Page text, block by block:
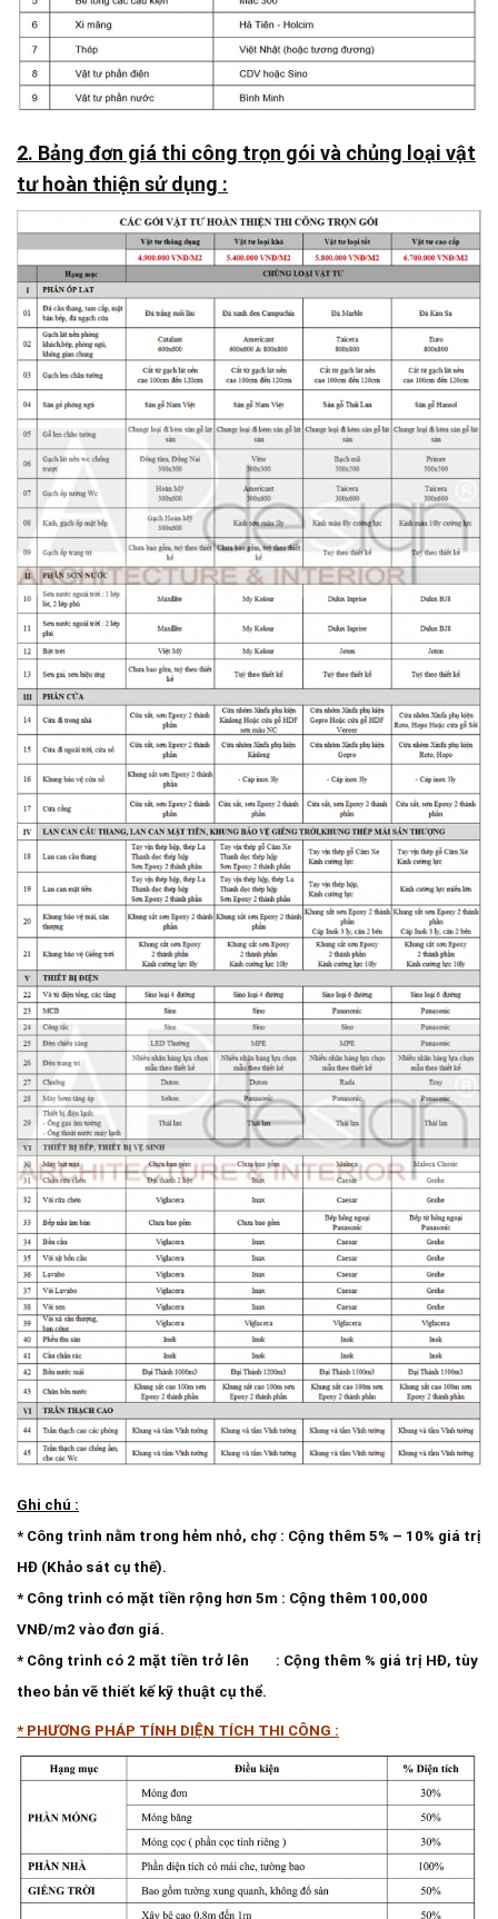
2. Bảng đơn giá thi công trọn gói và chủng loại vật
tư hoàn thiện sử dụng :
Ghi chú :
* Công trình nằm trong hẻm nhỏ, chợ : Cộng thêm 5% – 10% giá trị
HĐ (Khảo sát cụ thế).
* Công trình có mặt tiền rộng hơn 5m : Cộng thêm 100,000
VNĐ/m2 vào đơn giá.
* Công trình có 2 mặt tiền trở lên : Cộng thêm % giá trị HĐ, tùy
theo bản vẽ thiết kế kỹ thuật cụ thể.
* PHƯƠNG PHÁP TÍNH DIỆN TÍCH THI CÔNG :